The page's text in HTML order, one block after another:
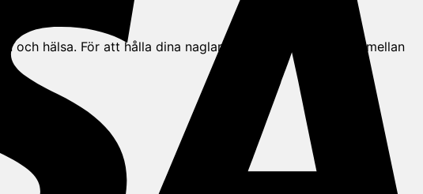
och hälsa. För att hålla dina naglar vackra och friska även mellan